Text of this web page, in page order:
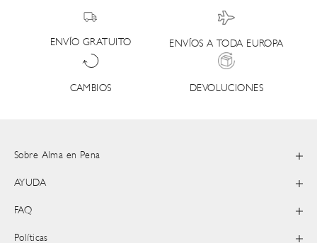
ENVÍO GRATUITO ENVÍOS A TODA EUROPA
CAMBIOS DEVOLUCIONES
Sobre Alma en Pena
AYUDA
FAQ
Políticas